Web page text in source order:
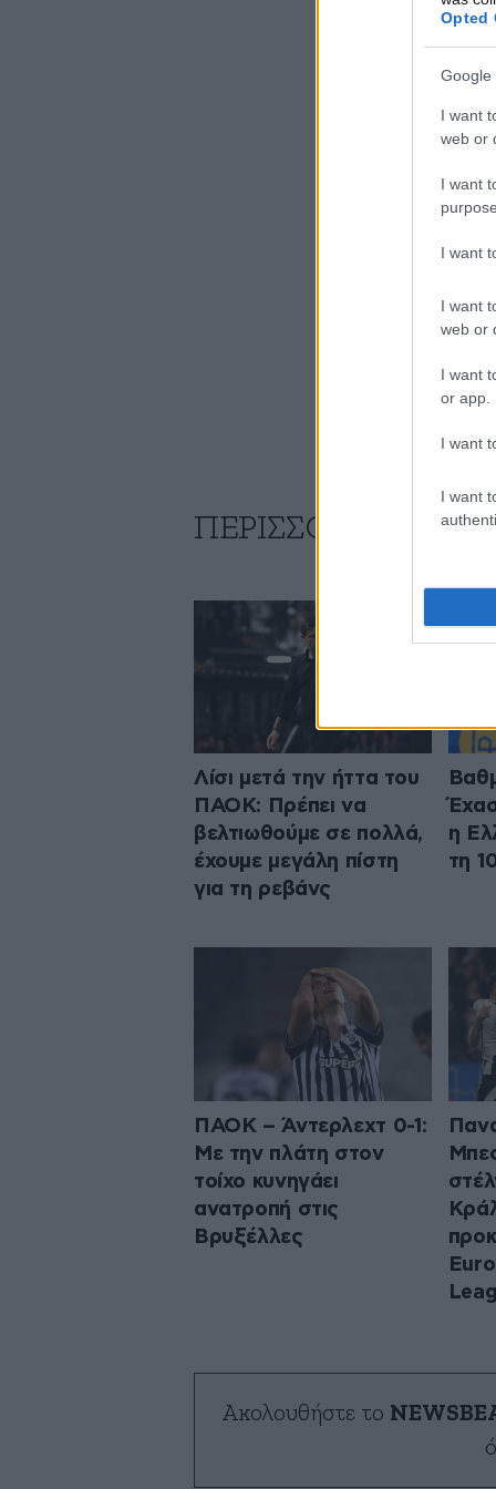
Opted
Google
I want
web or
I want
I want
I want
web or
I want
or app.
I want
I want
ΠΕΡΙΣΣΟΤΕΡΑ ΑΠΟ
Λίσι μετά την ήττα του
ΠΑΟΚ: Πρέπει να
βελτιωθούμε σε πολλά,
έχουμε μεγάλη πίστη
για τη ρεβάνς
η
τη
ΠΑΟΚ – Άντερλεχτ 0-1:
Με την πλάτη στον
τοίχο κυνηγάει
ανατροπή στις
Βρυξέλλες
Ακολουθήστε το